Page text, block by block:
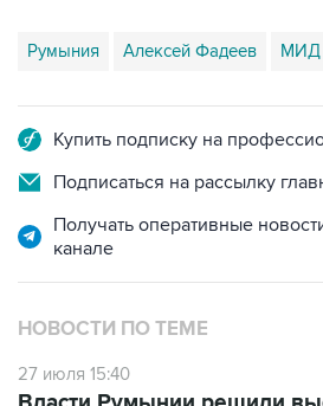
Румыния Алексей Фадеев МИД
Купить подписку на
Подписаться на рассылку
Получать оперативные
канале
НОВОСТИ ПО ТЕМЕ
27 июля 15:40